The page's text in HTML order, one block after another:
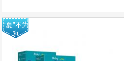
“夏”不为
利